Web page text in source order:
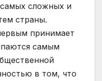
сложных и
страны.
принимает
самым
в том, что